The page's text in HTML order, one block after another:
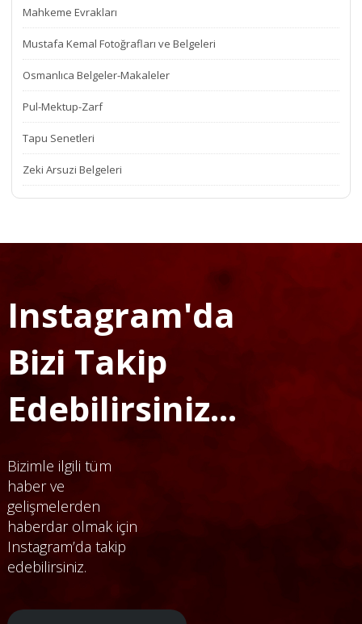
Mahkeme Evrakları
Mustafa Kemal Fotoğrafları ve Belgeleri
Osmanlıca Belgeler-Makaleler
Pul-Mektup-Zarf
Tapu Senetleri
Zeki Arsuzi Belgeleri
Instagram'da
Bizi Takip
Edebilirsiniz...
Bizimle ilgili tüm
haber ve
gelişmelerden
haberdar olmak için
Instagram’da takip
edebilirsiniz.